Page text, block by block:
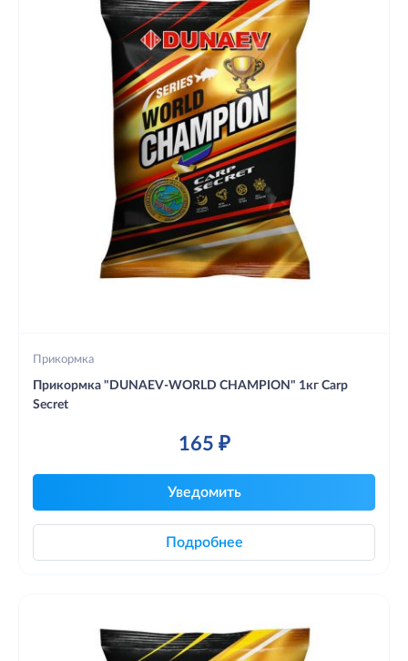
Прикормка
Прикормка "DUNAEV-WORLD CHAMPION" 1кг Carp
Secret
165 ₽
Уведомить
Подробнее